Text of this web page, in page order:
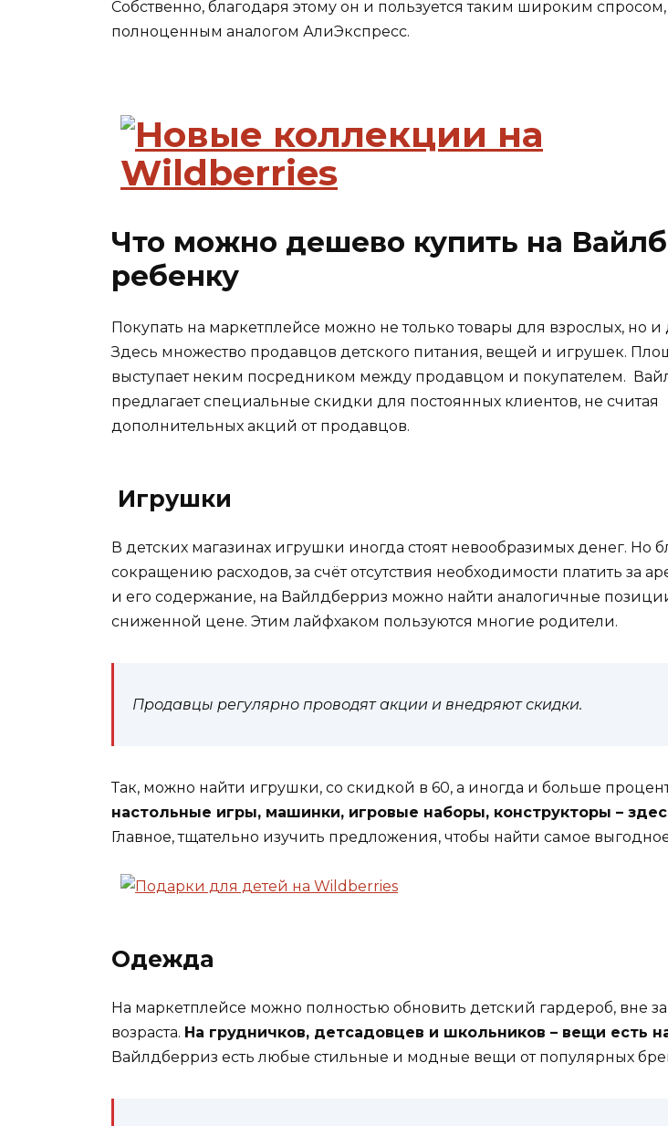
Собственно, благодаря этому он и пользуется таким широким спросом,
полноценным аналогом АлиЭкспресс.
Что можно дешево купить на
ребенку
Покупать на маркетплейсе можно не только товары для взрослых, но и
Здесь множество продавцов детского питания, вещей и игрушек.
выступает неким посредником между продавцом и покупателем.
предлагает специальные скидки для постоянных клиентов, не считая
дополнительных акций от продавцов.
Игрушки
В детских магазинах игрушки иногда стоят невообразимых денег. Но
сокращению расходов, за счёт отсутствия необходимости платить за
и его содержание, на Вайлдберриз можно найти аналогичные
сниженной цене. Этим лайфхаком пользуются многие родители.
Продавцы регулярно проводят акции и внедряют скидки.
Так, можно найти игрушки, со скидкой в 60, а иногда и больше
настольные игры, машинки, игровые наборы, конструкторы –
Главное, тщательно изучить предложения, чтобы найти самое
Одежда
На маркетплейсе можно полностью обновить детский гардероб, вне
возраста. На грудничков, детсадовцев и школьников – вещи есть
Вайлдберриз есть любые стильные и модные вещи от популярных